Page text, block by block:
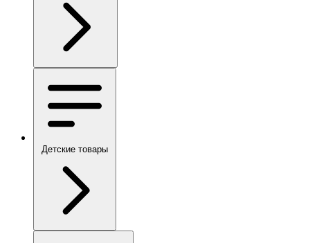
Детские товары